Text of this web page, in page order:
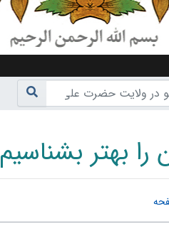
بشناسیم 90: تاریخچهٔ نسخه‌ها